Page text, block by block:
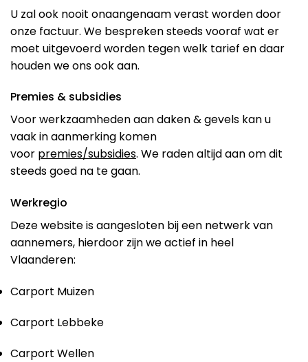
U zal ook nooit onaangenaam verast worden door
onze factuur. We bespreken steeds vooraf wat er
moet uitgevoerd worden tegen welk tarief en daar
houden we ons ook aan.
Premies & subsidies
Voor werkzaamheden aan daken & gevels kan u
vaak in aanmerking komen
voor premies/subsidies. We raden altijd aan om dit
steeds goed na te gaan.
Werkregio
Deze website is aangesloten bij een netwerk van
aannemers, hierdoor zijn we actief in heel
Vlaanderen:
Carport Muizen
Carport Lebbeke
Carport Wellen